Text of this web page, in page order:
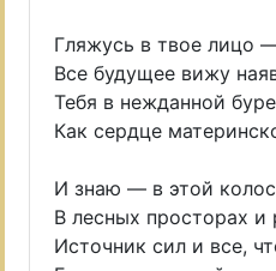
Гляжусь в твое лицо
Все будущее вижу
Тебя в нежданной
Как сердце
И знаю — в этой
В лесных просторах
Источник сил и все,